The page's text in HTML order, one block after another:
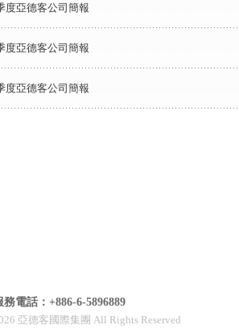
度亞德客公司簡報
度亞德客公司簡報
度亞德客公司簡報
務電話：+886-6-5896889
亞德客國際集團 All Rights Reserved